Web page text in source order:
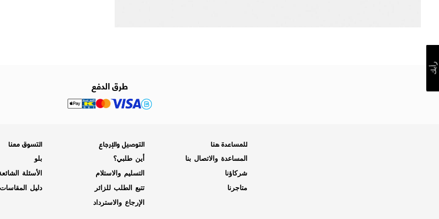
طرق الدفع
للمساعدة هنا
المساعدة والاتصال بنا
شركاؤنا
متاجرنا
التوصيل والإرجاع
أين طلبي؟
التسليم والاستلام
تتبع الطلب للزائر
الإرجاع والاسترداد
التسوق معنا
بلو
الأسئلة
دليل المقاسات
رأيك